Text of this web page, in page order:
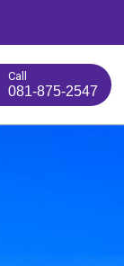
Call
081-875-2547